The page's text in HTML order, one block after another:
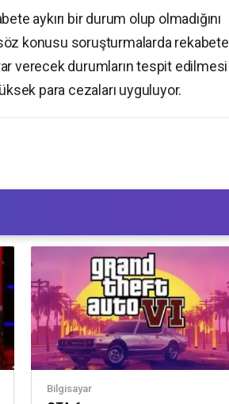
aykırı bir durum olup olmadığını
konusu soruşturmalarda rekabete
verecek durumların tespit edilmesi
para cezaları uyguluyor.
Bilgisayar